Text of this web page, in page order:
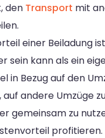
den Transport mit
einer Beiladung
sein kann als ein
in Bezug auf den
andere Umzüge
gemeinsam zu
profitieren.